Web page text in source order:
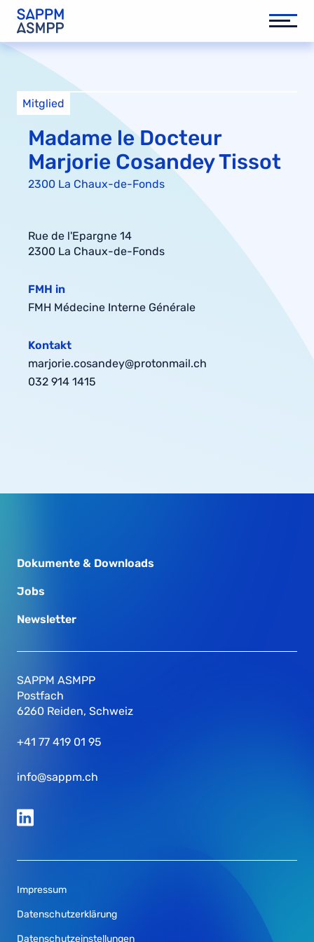
Mitglied
Madame le Docteur
Marjorie Cosandey Tissot
2300 La Chaux-de-Fonds
Rue de l'Epargne 14
2300 La Chaux-de-Fonds
FMH in
FMH Médecine Interne Générale
Kontakt
marjorie.cosandey@protonmail.ch
032 914 1415
Dokumente & Downloads
Jobs
Newsletter
SAPPM ASMPP
Postfach
6260 Reiden, Schweiz
+41 77 419 01 95
info@sappm.ch
Impressum
Datenschutzerklärung
Datenschutzeinstellungen